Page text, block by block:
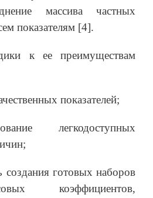
массива частных
показателям [4].
к ее преимуществам
показателей;
легкодоступных
создания готовых наборов
коэффициентов,